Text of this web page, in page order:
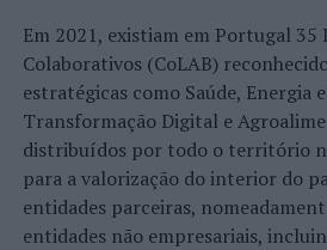
Em 2021, existiam em Portugal 35
Colaborativos (CoLAB)
estratégicas como Saúde, Energia
Transformação Digital e
distribuídos por todo o território
para a valorização do interior do
entidades parceiras,
entidades não empresariais,